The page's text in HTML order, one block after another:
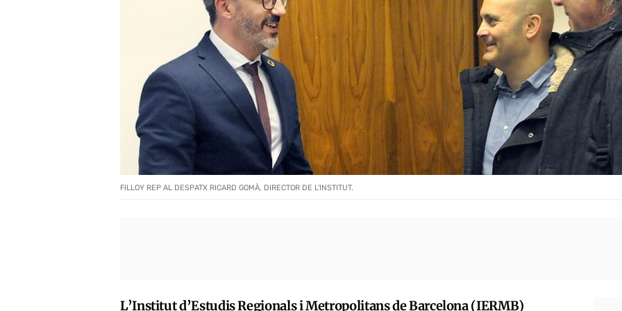
FILLOY REP AL DESPATX RICARD GOMÀ, DIRECTOR DE L'INSTITUT.
L’Institut d’Estudis Regionals i Metropolitans de Barcelona (IERMB)